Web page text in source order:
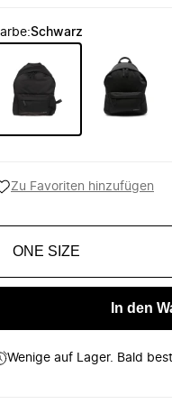
:Schwarz
Zu Favoriten hinzufügen
ONE SIZE
In den
Wenige auf Lager. Bald